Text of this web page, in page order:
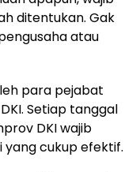
ditentukan. Gak
atau
para pejabat
Setiap tanggal
DKI wajib
yang cukup efektif.